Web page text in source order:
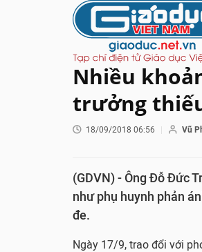
Nhiều
trưởng
18/09/2018 06:56 Vũ
(GDVN) - Ông Đỗ Đức
như phụ huynh phản
đe.
Ngày 17/9, trao đổi với